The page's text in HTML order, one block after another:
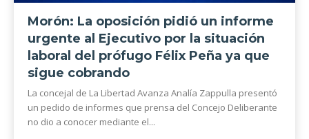
Morón: La oposición pidió un informe
urgente al Ejecutivo por la situación
laboral del prófugo Félix Peña ya que
sigue cobrando
La concejal de La Libertad Avanza Analía Zappulla presentó
un pedido de informes que prensa del Concejo Deliberante
no dio a conocer mediante el...